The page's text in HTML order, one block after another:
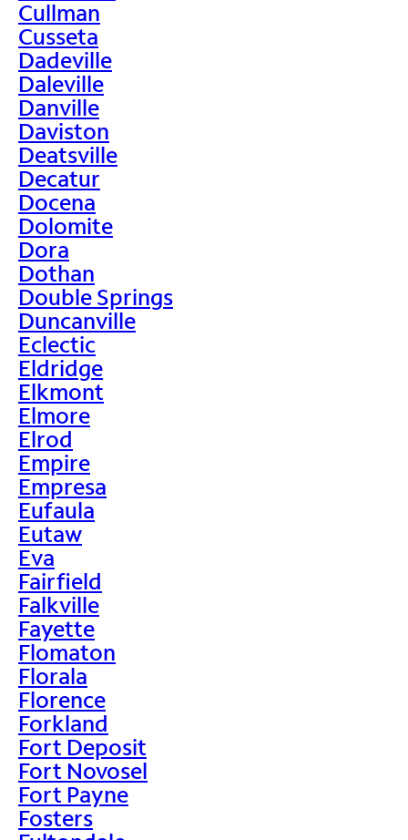
Cullman
Cusseta
Dadeville
Daleville
Danville
Daviston
Deatsville
Decatur
Docena
Dolomite
Dora
Dothan
Double Springs
Duncanville
Eclectic
Eldridge
Elkmont
Elmore
Elrod
Empire
Empresa
Eufaula
Eutaw
Eva
Fairfield
Falkville
Fayette
Flomaton
Florala
Florence
Forkland
Fort Deposit
Fort Novosel
Fort Payne
Fosters